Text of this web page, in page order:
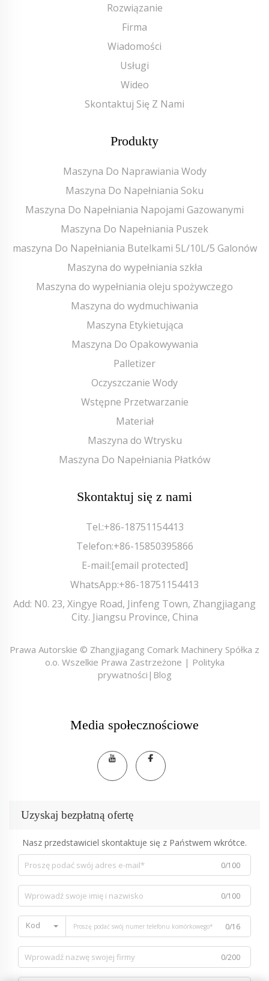
Rozwiązanie
Firma
Wiadomości
Usługi
Wideo
Skontaktuj Się Z Nami
Produkty
Maszyna Do Naprawiania Wody
Maszyna Do Napełniania Soku
Maszyna Do Napełniania Napojami Gazowanymi
Maszyna Do Napełniania Puszek
maszyna Do Napełniania Butelkami 5L/10L/5 Galonów
Maszyna do wypełniania szkła
Maszyna do wypełniania oleju spożywczego
Maszyna do wydmuchiwania
Maszyna Etykietująca
Maszyna Do Opakowywania
Palletizer
Oczyszczanie Wody
Wstępne Przetwarzanie
Materiał
Maszyna do Wtrysku
Maszyna Do Napełniania Płatków
Skontaktuj się z nami
Tel.:+86-18751154413
Telefon:+86-15850395866
E-mail:[email protected]
WhatsApp:+86-18751154413
Add: N0. 23, Xingye Road, Jinfeng Town, Zhangjiagang
City. Jiangsu Province, China
Prawa Autorskie © Zhangjiagang Comark Machinery Spółka z
o.o. Wszelkie Prawa Zastrzeżone | Polityka
prywatności | Blog
Media społecznościowe
Uzyskaj bezpłatną ofertę
Nasz przedstawiciel skontaktuje się z Państwem wkrótce.
0/100
0/100
Kod 0/16
0/200